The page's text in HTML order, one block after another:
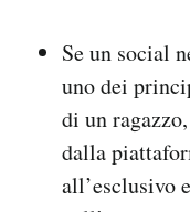
Se un social
uno dei
di un
dalla
all’esclusivo